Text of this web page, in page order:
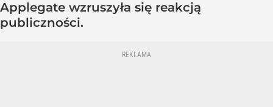
Applegate wzruszyła się reakcją
publiczności.